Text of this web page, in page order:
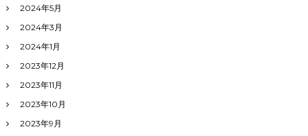
2024年5月
2024年3月
2024年1月
2023年12月
2023年11月
2023年10月
2023年9月